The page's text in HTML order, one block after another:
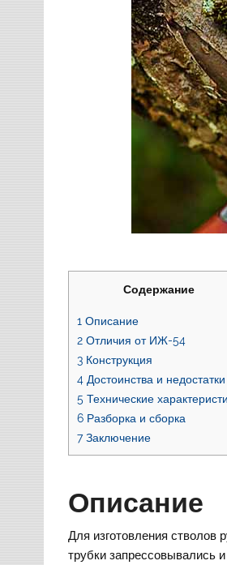
Содержание
1 Описание
2 Отличия от ИЖ-54
3 Конструкция
4 Достоинства и недостатки
5 Технические
6 Разборка и сборка
7Заключение
Описание
Для изготовления стволов
трубки запрессовывались